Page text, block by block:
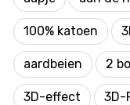
100% katoen
aardbeien 2
3D-effect 3D-